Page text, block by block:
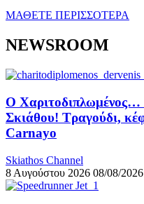
ΜΑΘΕΤΕ ΠΕΡΙΣΣΟΤΕΡΑ
NEWSROOM
Ο Χαριτοδιπλωμένος…
Σκιάθου! Τραγούδι,
Carnayo
Skiathos Channel
8 Αυγούστου 2026 08/08/2026